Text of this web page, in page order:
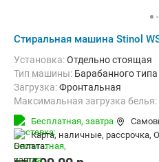
Стиральная машина Stinol
Установка:Отдельно стоящая
Тип машины: Барабанного типа
загрузка:Фронтальная
Максимальная загрузка белья:
Количество программ:
Материал бака:
Нерж. сталь
Дополнительные функции:
Безопасность:
Бесплатная, завтра
карта, наличные,